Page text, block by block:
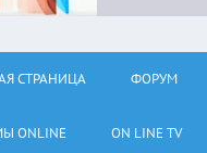
СТРАНИЦА ФОРУМ
ОNLINE ON LINE TV